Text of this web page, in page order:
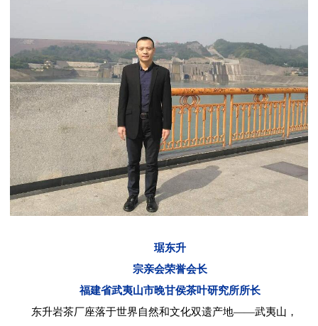
琚东升
宗亲会荣誉会长
福建省武夷山市晚甘侯茶叶研究所所长
东升岩茶厂座落于世界自然和文化双遗产地——武夷山，